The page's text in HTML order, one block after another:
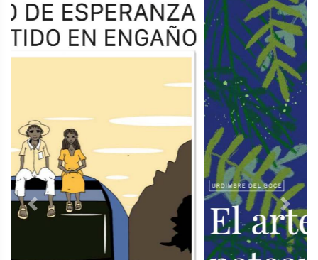
Previous Next